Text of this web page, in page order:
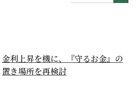
金利上昇を機に、『守るお金』の
置き場所を再検討